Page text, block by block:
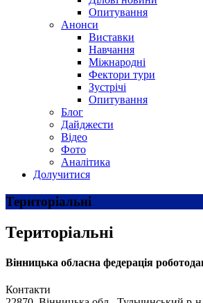
Опитування
Анонси
Виставки
Навчання
Міжнародні
Фектори тури
Зустрічі
Опитування
Блог
Дайджести
Відео
Фото
Аналітика
Долучитися
Територіальні
Територіальні
Вінницька обласна федерація
Контакти